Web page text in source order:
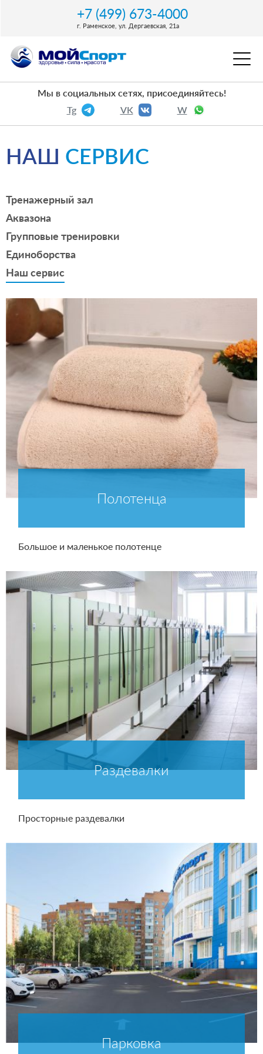
+7 (499) 673-4000
г. Раменское, ул. Дергаевская, 21a
Мы в социальных сетях, присоединяйтесь!
Tg
VK W
НАШ СЕРВИС
Тренажерный зал
Аквазона
Групповые тренировки
Единоборства
Наш сервис
Полотенца
Большое и маленькое полотенце
Раздевалки
Просторные раздевалки
Парковка